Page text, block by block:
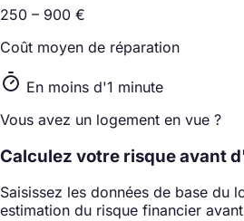
250 – 900 €
Coût moyen de réparation
En moins d'1 minute
Vous avez un logement en vue ?
Calculez votre risque avant
Saisissez les données de base du
estimation du risque financier